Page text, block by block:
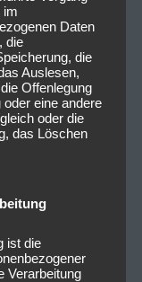
im
Daten
die
die
Auslesen,
Offenlegung
eine andere
oder die
das Löschen
ist die
Verarbeitung